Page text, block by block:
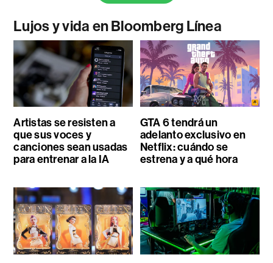
Lujos y vida en Bloomberg Línea
Artistas se resisten a
que sus voces y
canciones sean usadas
para entrenar a la IA
GTA 6 tendrá un
adelanto exclusivo en
Netflix: cuándo se
estrena y a qué hora